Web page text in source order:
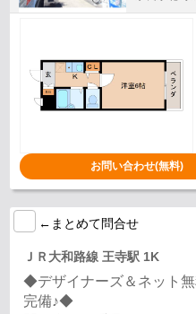
お問い合わせ(無料)
←まとめて問合せ
ＪＲ大和路線 王寺駅 1K
◆デザイナーズ＆ネット
完備♪◆